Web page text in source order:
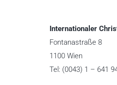
Internationaler
Fontanastraße 8
1100 Wien
Tel: (0043) 1 – 641